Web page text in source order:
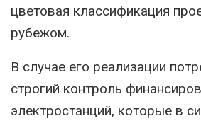
цветовая классификация
рубежом.
В случае его реализации
строгий контроль
электростанций, которые в